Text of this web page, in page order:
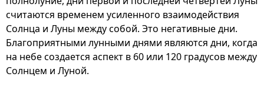
считаются временем усиленного взаимодействия
Солнца и Луны между собой. Это негативные дни.
Благоприятными лунными днями являются дни, когда
на небе создается аспект в 60 или 120 градусов между
Солнцем и Луной.